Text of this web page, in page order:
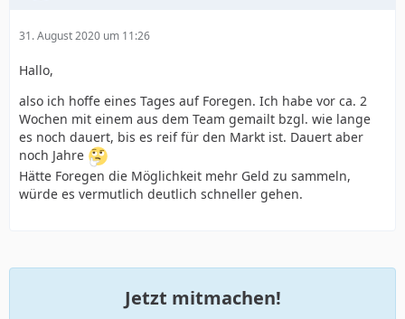
31. August 2020 um 11:26
Hallo,
also ich hoffe eines Tages auf Foregen. Ich habe vor ca. 2
Wochen mit einem aus dem Team gemailt bzgl. wie lange
es noch dauert, bis es reif für den Markt ist. Dauert aber
noch Jahre
Hätte Foregen die Möglichkeit mehr Geld zu sammeln,
würde es vermutlich deutlich schneller gehen.
Jetzt mitmachen!